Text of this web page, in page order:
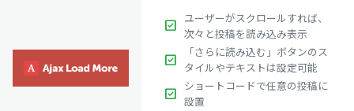
check_box ユーザーがスクロールすれば、
次々と投稿を読み込み表示
check_box
「さらに読み込む」ボタンのス
タイルやテキストは設定可能
check_box ショートコードで任意の投稿に
設置